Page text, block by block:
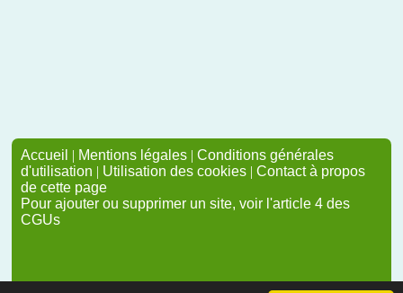
Accueil | Mentions légales | Conditions générales
d'utilisation | Utilisation des cookies | Contact à propos
de cette page
Pour ajouter ou supprimer un site, voir l'article 4 des
CGUs